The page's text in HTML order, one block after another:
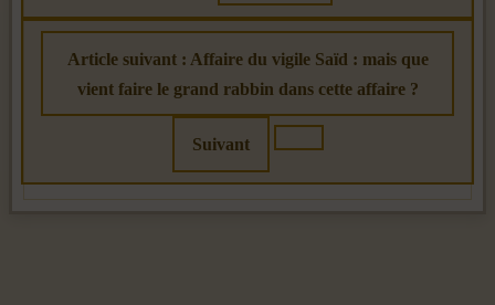
Article suivant : Affaire du vigile Saïd : mais que
vient faire le grand rabbin dans cette affaire ?
Suivant